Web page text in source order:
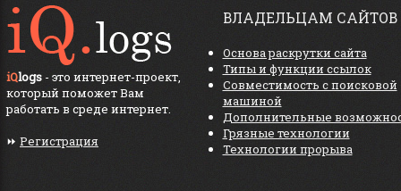
iQlogs - это интернет-проект,
который поможет Вам
работать в среде интернет.
⏩ Регистрация
ВЛАДЕЛЬЦАМ САЙТОВ
Основа раскрутки сайта
Типы и функции ссылок
Совместимость с поисковой
машиной
Дополнительные
Грязные технологии
Технологии прорыва